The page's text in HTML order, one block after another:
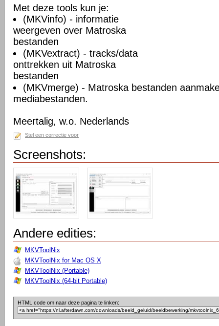
Met deze tools kun je:
(MKVinfo) - informatie
weergeven over Matroska
bestanden
(MKVextract) - tracks/data
onttrekken uit Matroska
bestanden
(MKVmerge) - Matroska bestanden
mediabestanden.
Meertalig, w.o. Nederlands
Stel een correctie voor
Screenshots:
Andere edities:
MKVToolNix
MKVToolNix for Mac OS X
MKVToolNix (Portable)
MKVToolNix (64-bit Portable)
HTML code om naar deze pagina te linken: